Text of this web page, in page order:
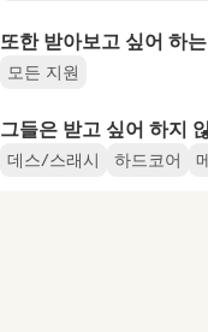
또한 받아보고 싶어 하
모든 지원
그들은 받고 싶어 하지
데스/스래시 하드코어